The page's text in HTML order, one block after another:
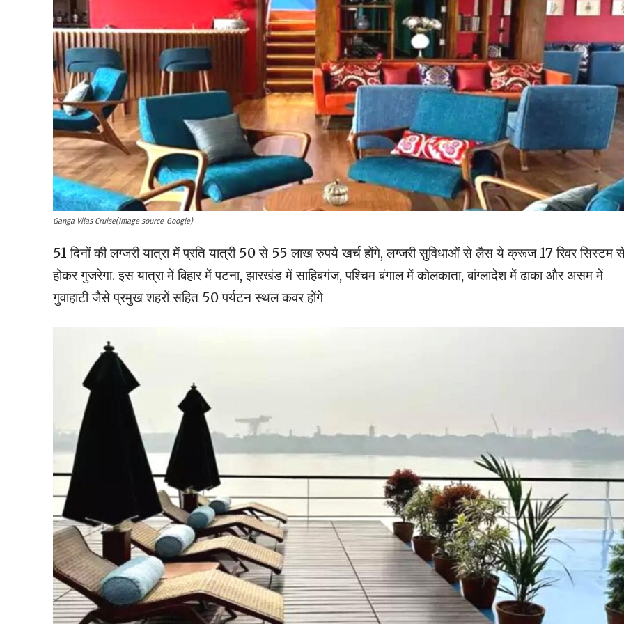
Ganga Vilas Cruise(Image source-Google)
51 दिनों की लग्जरी यात्रा में प्रति यात्री 50 से 55 लाख रुपये खर्च होंगे, लग्जरी सुविधाओं से लैस ये क्रूज 17 रिवर सिस्टम
होकर गुजरेगा. इस यात्रा में बिहार में पटना, झारखंड में साहिबगंज, पश्चिम बंगाल में कोलकाता, बांग्लादेश में ढाका और असम में
गुवाहाटी जैसे प्रमुख शहरों सहित 50 पर्यटन स्थल कवर होंगे